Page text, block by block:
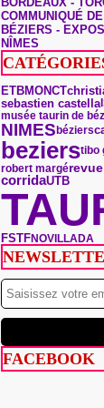
COMMUNIQUÉ
BÉZIERS -
NÎMES
ETBMONCT
sebastien castella
musée taurin de
NIMES béziers
bezierstibo
robert margé
corridaUTB
FSTFNOVILLADA
FACEBOOK